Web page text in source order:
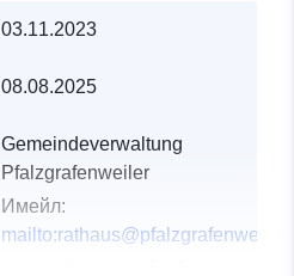
03.11.2023
08.08.2025
Gemeindeverwaltung
Pfalzgrafenweiler
Имейл: